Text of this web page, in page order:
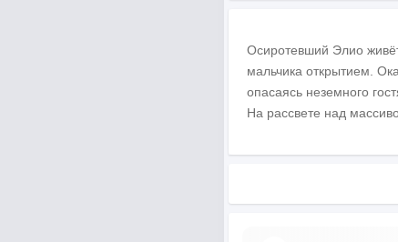
Осиротевший Элио
мальчика открытием.
опасаясь неземного
На рассвете над